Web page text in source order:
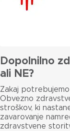
Dopolnilno
ali NE?
Zakaj
Obvezno
stroškov, ki
zavarovanje
zdravstvene